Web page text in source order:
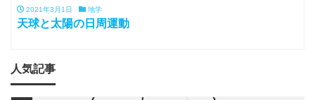
2021年3月1日 地学
天球と太陽の日周運動
人気記事